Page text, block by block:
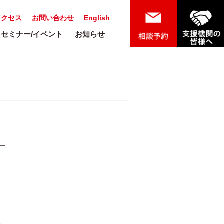
English
お問い合わせ
セス
セミナー/イベント お知らせ